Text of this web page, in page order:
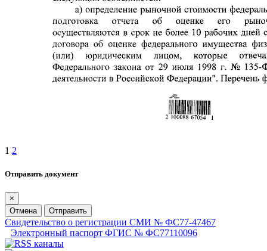
1 2
Отправить документ
×
Отмена
Отправить
Свидетельство о регистрации СМИ № ФС77-47467
Электронный паспорт ФГИС № ФС77110096